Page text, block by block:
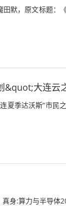
默，原文标题：
&quot;大连云
夏季达沃斯“市
身:算力与半导体